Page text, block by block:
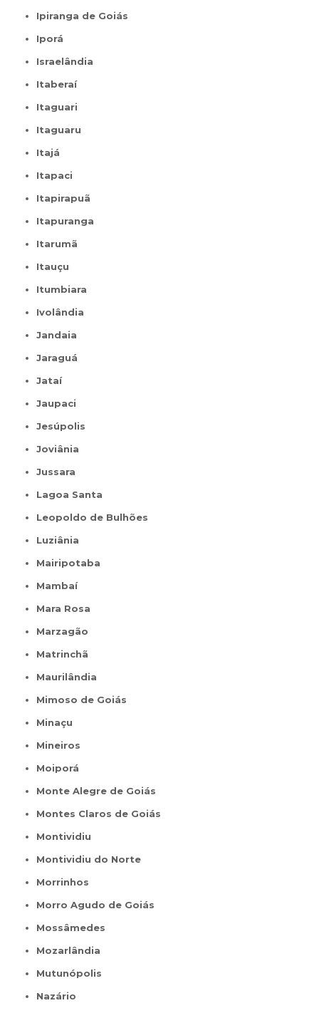
Ipiranga de Goiás
Iporá
Israelândia
Itaberaí
Itaguari
Itaguaru
Itajá
Itapaci
Itapirapuã
Itapuranga
Itarumã
Itauçu
Itumbiara
Ivolândia
Jandaia
Jaraguá
Jataí
Jaupaci
Jesúpolis
Joviânia
Jussara
Lagoa Santa
Leopoldo de Bulhões
Luziânia
Mairipotaba
Mambaí
Mara Rosa
Marzagão
Matrinchã
Maurilândia
Mimoso de Goiás
Minaçu
Mineiros
Moiporá
Monte Alegre de Goiás
Montes Claros de Goiás
Montividiu
Montividiu do Norte
Morrinhos
Morro Agudo de Goiás
Mossâmedes
Mozarlândia
Mutunópolis
Nazário